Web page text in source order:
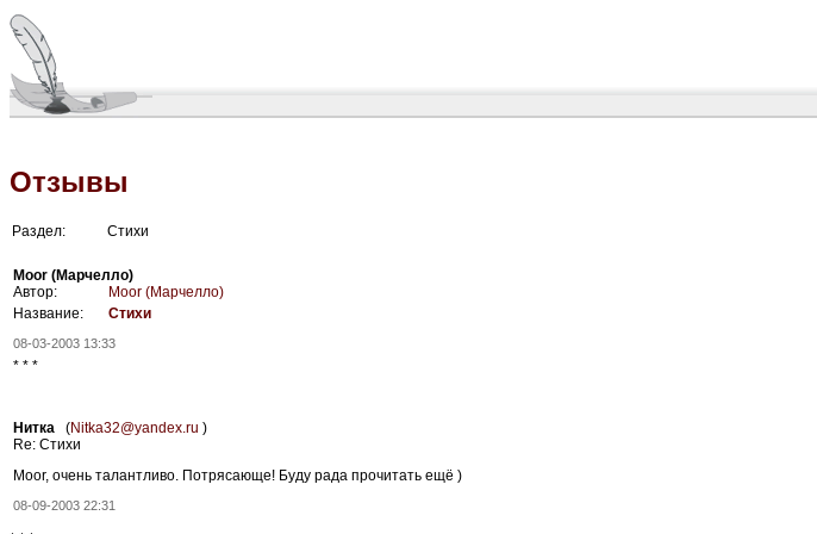
Отзывы
Раздел: Стихи
Moor (Марчелло)
Автор:
Moor (Марчелло)
Название:
Стихи
08-03-2003 13:33
* * *
Нитка (Nitka32@yandex.ru )
Re: Стихи
Moor, очень талантливо. Потрясающе! Буду рада прочитать ещё )
08-09-2003 22:31